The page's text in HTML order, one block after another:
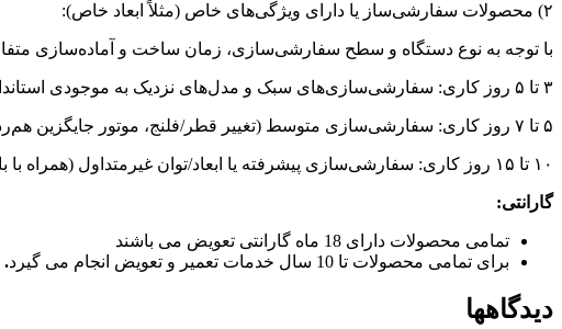
۲) محصولات سفارشی‌ساز یا دارای ویژگی‌های خاص (مثلاً ابعاد خاص):
با توجه به نوع دستگاه و سطح سفارشی‌سازی، زمان ساخت و آماده‌سازی
۳ تا ۵ روز کاری: سفارشی‌سازی‌های سبک و مدل‌های نزدیک به موجودی استاندارد.
۵ تا ۷ روز کاری: سفارشی‌سازی متوسط (تغییر قطر/فلنج، موتور جایگزین هم‌رده، رنگ یا پوشش خاص).
۱۰ تا ۱۵ روز کاری: سفارشی‌سازی پیشرفته یا ابعاد/توان غیرمتداول (همراه با بالانس، تست‌های نهایی و تأمین برخی اقلام).
گارانتی:
تمامی محصولات دارای 18 ماه گارانتی تعویض می باشند
برای تمامی محصولات تا 10 سال خدمات تعمیر و تعویض انجام می گیرد
.
دیدگاهها